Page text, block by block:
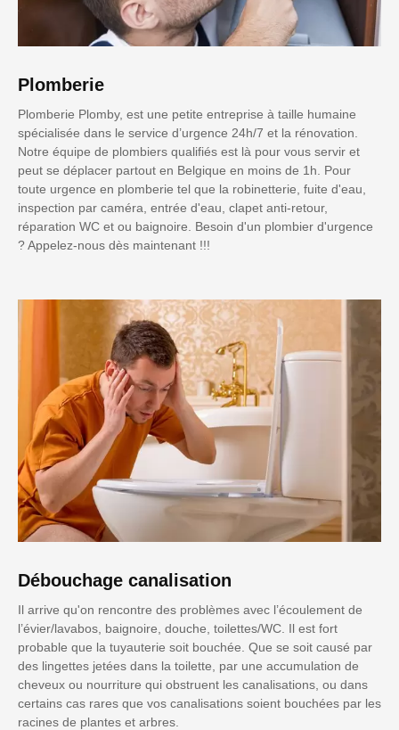
Plomberie
Plomberie Plomby, est une petite entreprise à taille humaine
spécialisée dans le service d’urgence 24h/7 et la rénovation.
Notre équipe de plombiers qualifiés est là pour vous servir et
peut se déplacer partout en Belgique en moins de 1h. Pour
toute urgence en plomberie tel que la robinetterie, fuite d'eau,
inspection par caméra, entrée d'eau, clapet anti-retour,
réparation WC et ou baignoire. Besoin d'un plombier d'urgence
? Appelez-nous dès maintenant !!!
Débouchage canalisation
Il arrive qu'on rencontre des problèmes avec l’écoulement de
l’évier/lavabos, baignoire, douche, toilettes/WC. Il est fort
probable que la tuyauterie soit bouchée. Que se soit causé par
des lingettes jetées dans la toilette, par une accumulation de
cheveux ou nourriture qui obstruent les canalisations, ou dans
certains cas rares que vos canalisations soient bouchées par les
racines de plantes et arbres.